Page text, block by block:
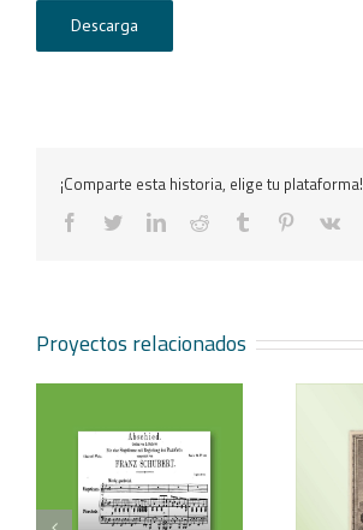
Descarga
¡Comparte esta historia, elige tu plataforma!
facebooktwitterlinkedinreddit tumblr pinterest
vk
Proyectos relacionados